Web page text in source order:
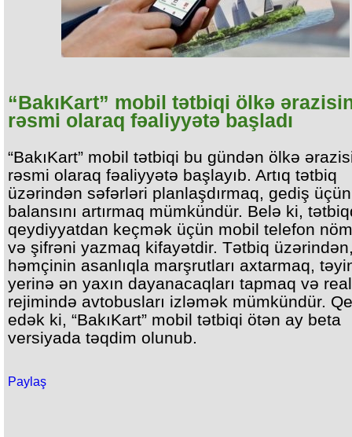
“BakıKart” mobil tətbiqi ölkə
rəsmi olaraq fəaliyyətə başladı
“BakıKart” mobil tətbiqi bu gündən ölkə
rəsmi olaraq fəaliyyətə başlayıb. Artıq tətbiq
üzərindən səfərləri planlaşdırmaq, gediş
balansını artırmaq mümkündür. Belə ki,
qeydiyyatdan keçmək üçün mobil telefon
və şifrəni yazmaq kifayətdir. Tətbiq
həmçinin asanlıqla marşrutları axtarmaq,
yerinə ən yaxın dayanacaqları tapmaq və
rejimində avtobusları izləmək mümkündür.
edək ki, “BakıKart” mobil tətbiqi ötən ay beta
versiyada təqdim olunub.
Paylaş